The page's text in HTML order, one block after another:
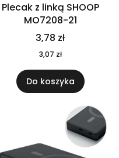
Plecak z linką SHOOP
MO7208-21
3,78 zł
3,07 zł
Do koszyka